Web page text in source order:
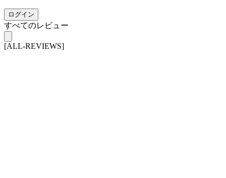
ログイン
すべてのレビュー
[ALL-REVIEWS]